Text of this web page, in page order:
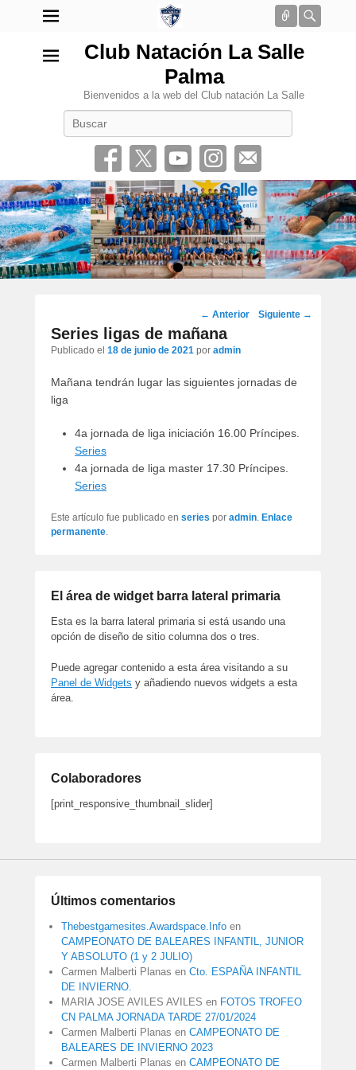
Conectar
Club Natación La Salle
Palma
Bienvenidos a la web del Club natación La Salle
•
Navegación
por
los
← Anterior Siguiente →
Series ligas de mañana
Publicado el 18 de junio de 2021 por admin
Mañana tendrán lugar las siguientes jornadas de
liga
4a jornada de liga iniciación 16.00 Príncipes.
Series
4a jornada de liga master 17.30 Príncipes.
Series
Este artículo fue publicado en series por admin. Enlace
permanente.
El área de widget barra lateral primaria
Esta es la barra lateral primaria si está usando una
opción de diseño de sitio columna dos o tres.
Puede agregar contenido a esta área visitando a su
Panel de Widgets y añadiendo nuevos widgets a esta
área.
Colaboradores
[print_responsive_thumbnail_slider]
Últimos comentarios
Thebestgamesites.Awardspace.Info en
CAMPEONATO DE BALEARES INFANTIL, JUNIOR
Y ABSOLUTO (1 y 2 JULIO)
Carmen Malberti Planas en Cto. ESPAÑA INFANTIL
DE INVIERNO.
MARIA JOSE AVILES AVILES en FOTOS TROFEO
CN PALMA JORNADA TARDE 27/01/2024
Carmen Malberti Planas en CAMPEONATO DE
BALEARES DE INVIERNO 2023
Carmen Malberti Planas en CAMPEONATO DE